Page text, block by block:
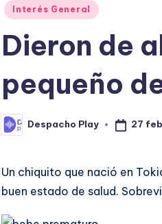
Posted
Interés General
Dieron de
pequeño
Posted
by
Despacho Play 27
Un chiquito que nació en
buen estado de salud.